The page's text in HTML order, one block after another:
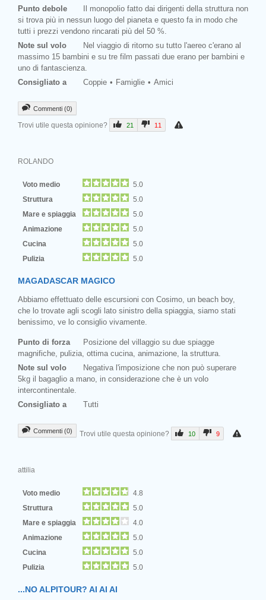
Punto debole
Il monopolio fatto dai dirigenti della struttura non
si trova più in nessun luogo del pianeta e questo fa in modo che
tutti i prezzi vendono rincarati più del 50 %.
Note sul volo
Nel viaggio di ritorno su tutto l'aereo c'erano al
massimo 15 bambini e su tre film passati due erano per bambini e
uno di fantascienza.
Consigliato a
Coppie Famiglie Amici
Commenti (0)
Trovi utile questa opinione? 21 11
ROLANDO
Voto medio
5.0
Struttura
5.0
Mare e spiaggia
5.0
Animazione
5.0
Cucina
5.0
Pulizia
5.0
MAGADASCAR MAGICO
Abbiamo effettuato delle escursioni con Cosimo, un beach boy,
che lo trovate agli scogli lato sinistro della spiaggia, siamo stati
benissimo, ve lo consiglio vivamente.
Punto di forza
Posizione del villaggio su due spiagge
magnifiche, pulizia, ottima cucina, animazione, la struttura.
Note sul volo
Negativa l'imposizione che non può superare
5kg il bagaglio a mano, in considerazione che è un volo
intercontinentale.
Consigliato a
Tutti
Commenti (0) Trovi utile questa opinione? 10 9
attilia
Voto medio
4.8
Struttura
5.0
Mare e spiaggia
4.0
Animazione
5.0
Cucina
5.0
Pulizia
5.0
...NO ALPITOUR? AI AI AI